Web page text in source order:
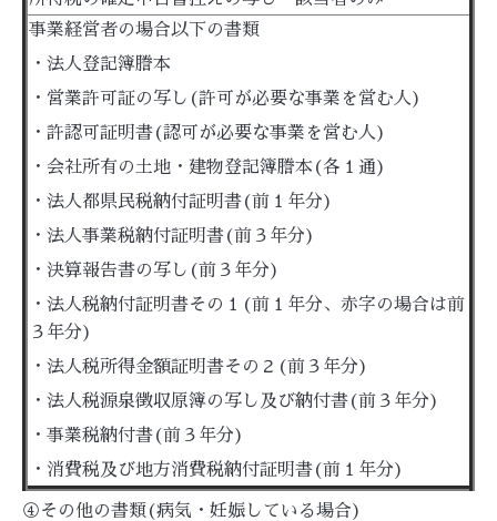
事業経営者の場合以下の書類
・法人登記簿謄本
・営業許可証の写し(許可が必要な事業を営む人)
・許認可証明書(認可が必要な事業を営む人)
・会社所有の土地・建物登記簿謄本(各１通)
・法人都県民税納付証明書(前１年分)
・法人事業税納付証明書(前３年分)
・決算報告書の写し(前３年分)
・法人税納付証明書その１(前１年分、赤字の場合は前
３年分)
・法人税所得金額証明書その２(前３年分)
・法人税源泉徴収原簿の写し及び納付書(前３年分)
・事業税納付書(前３年分)
・消費税及び地方消費税納付証明書(前１年分)
④その他の書類(病気・妊娠している場合)